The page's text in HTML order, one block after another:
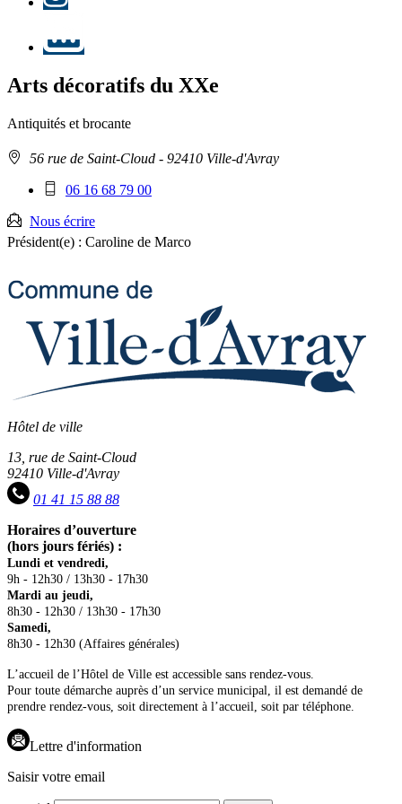
Arts décoratifs du XXe
Antiquités et brocante
Adresse56 rue de Saint-Cloud - 92410 Ville-d'Avray
Téléphone
:
06 16 68 79 00
Nous écrire
Président(e) : Caroline de Marco
Hôtel de ville
13, rue de Saint-Cloud
92410 Ville-d'Avray
01 41 15 88 88
Horaires d’ouverture
(hors jours fériés) :
Lundi et vendredi,
9h - 12h30 / 13h30 - 17h30
Mardi au jeudi,
8h30 - 12h30 / 13h30 - 17h30
Samedi,
8h30 - 12h30 (Affaires générales)
L’accueil de l’Hôtel de Ville est accessible sans rendez-vous.
Pour toute démarche auprès d’un service municipal, il est demandé de
prendre rendez-vous, soit directement à l’accueil, soit par téléphone.
Lettre d'information
Saisir votre email